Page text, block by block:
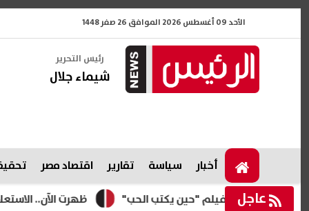
الأحد 09 أغسطس 2026 الموافق 26 صفر 1448
رئيس التحرير
شيماء جلال
أخبار سياسة تقارير اقتصاد مصر
عاجل ظهرت الآن.. الاستعلام عن